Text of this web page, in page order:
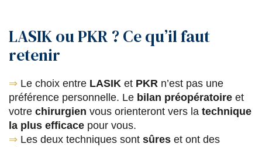
LASIK ou PKR ? Ce qu’il faut
retenir
⇒ Le choix entre LASIK et PKR n’est pas une
préférence personnelle. Le bilan préopératoire et
votre chirurgien vous orienteront vers la technique
la plus efficace pour vous.
⇒ Les deux techniques sont sûres et ont des